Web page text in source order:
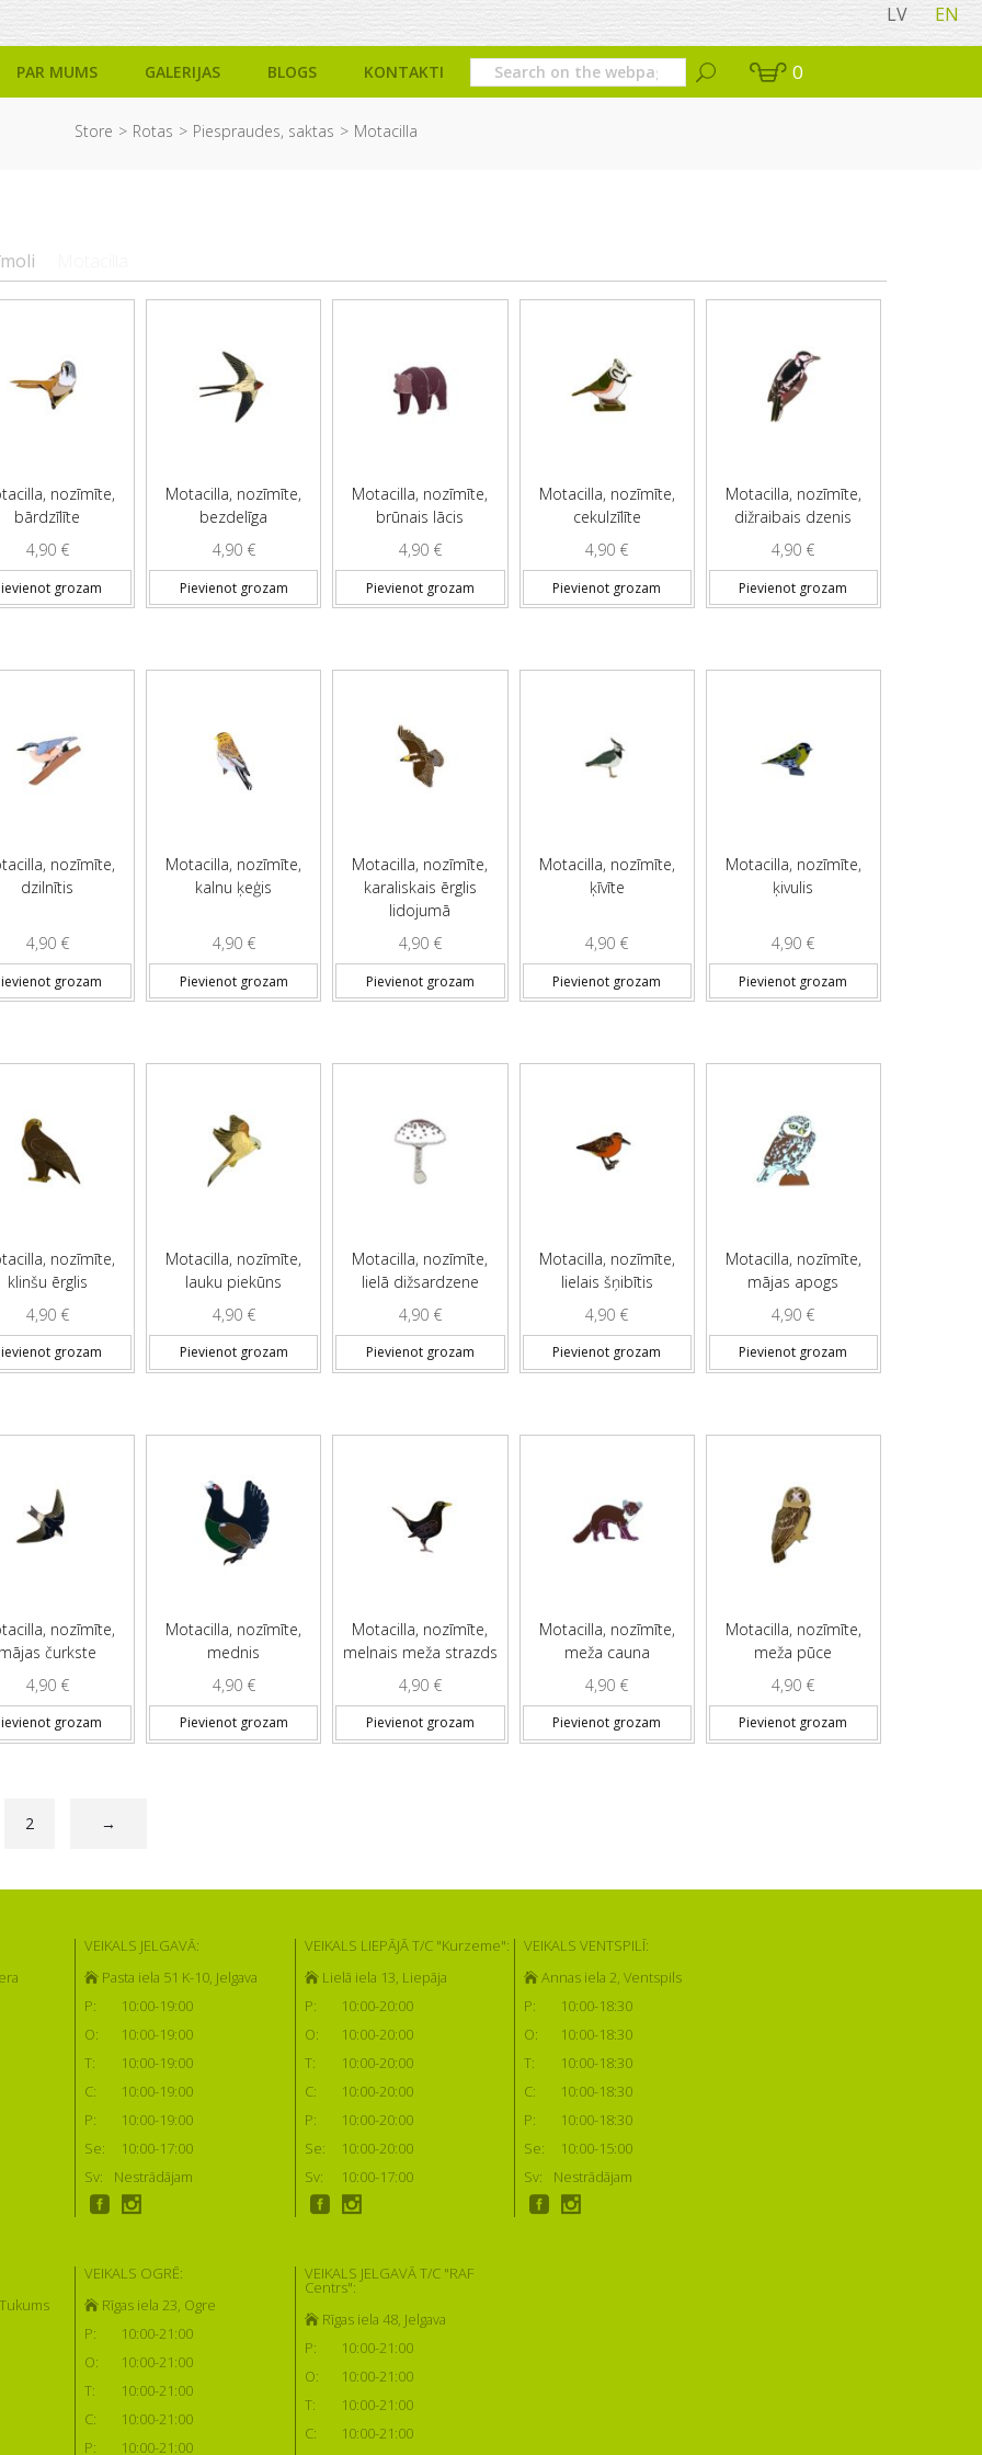
LV EN
PAR MUMS GALERIJAS BLOGS KONTAKTI 0
Store Rotas Piespraudes, saktas Motacilla
nozīmīte,
bārdzīlīte
4,90 €
grozam
Motacilla, nozīmīte,
bezdelīga
4,90 €
Pievienot grozam
Motacilla, nozīmīte,
brūnais lācis
4,90 €
Pievienot grozam
Motacilla, nozīmīte,
cekulzīlīte
4,90 €
Pievienot grozam
Motacilla, nozīmīte,
dižraibais dzenis
4,90 €
Pievienot grozam
nozīmīte,
dzilnītis
4,90 €
grozam
Motacilla, nozīmīte,
kalnu ķeģis
4,90 €
Pievienot grozam
Motacilla, nozīmīte,
karaliskais ērglis
lidojumā
4,90 €
Pievienot grozam
Motacilla, nozīmīte,
ķīvīte
4,90 €
Pievienot grozam
Motacilla, nozīmīte,
ķivulis
4,90 €
Pievienot grozam
nozīmīte,
klinšu ērglis
4,90 €
grozam
Motacilla, nozīmīte,
lauku piekūns
4,90 €
Pievienot grozam
Motacilla, nozīmīte,
lielā dižsardzene
4,90 €
Pievienot grozam
Motacilla, nozīmīte,
lielais šņibītis
4,90 €
Pievienot grozam
Motacilla, nozīmīte,
mājas apogs
4,90 €
Pievienot grozam
nozīmīte,
mājas čurkste
4,90 €
grozam
Motacilla, nozīmīte,
mednis
4,90 €
Pievienot grozam
Motacilla, nozīmīte,
melnais meža strazds
4,90 €
Pievienot grozam
Motacilla, nozīmīte,
meža cauna
4,90 €
Pievienot grozam
Motacilla, nozīmīte,
meža pūce
4,90 €
Pievienot grozam
2 →
VEIKALS JELGAVĀ:
Pasta iela 51 K-10, Jelgava
P:
10:00-19:00
O:
10:00-19:00
T:
10:00-19:00
C:
10:00-19:00
P:
10:00-19:00
Se:
10:00-17:00
Sv:
Nestrādājam
VEIKALS LIEPĀJĀ T/C "Kurzeme":
Lielā iela 13, Liepāja
P:
10:00-20:00
O:
10:00-20:00
T:
10:00-20:00
C:
10:00-20:00
P:
10:00-20:00
Se:
10:00-20:00
Sv:
10:00-17:00
VEIKALS VENTSPILĪ:
Annas iela 2, Ventspils
P:
10:00-18:30
O:
10:00-18:30
T:
10:00-18:30
C:
10:00-18:30
P:
10:00-18:30
Se:
10:00-15:00
Sv:
Nestrādājam
VEIKALS OGRĒ:
Rīgas iela 23, Ogre
P:
10:00-21:00
O:
10:00-21:00
T:
10:00-21:00
C:
10:00-21:00
P:
10:00-21:00
VEIKALS JELGAVĀ T/C "RAF
Centrs":
Rīgas iela 48, Jelgava
P:
10:00-21:00
O:
10:00-21:00
T:
10:00-21:00
C:
10:00-21:00